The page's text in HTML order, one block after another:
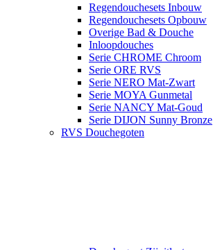
Regendouchesets Inbouw
Regendouchesets Opbouw
Overige Bad & Douche
Inloopdouches
Serie CHROME Chroom
Serie ORE RVS
Serie NERO Mat-Zwart
Serie MOYA Gunmetal
Serie NANCY Mat-Goud
Serie DIJON Sunny Bronze
RVS Douchegoten